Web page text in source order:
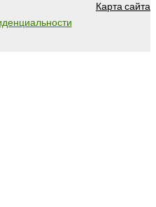
Карта сайта